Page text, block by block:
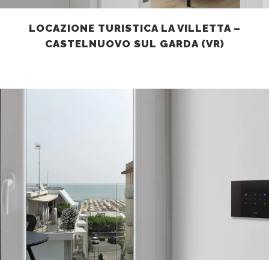
LOCAZIONE TURISTICA LA VILLETTA –
CASTELNUOVO SUL GARDA (VR)